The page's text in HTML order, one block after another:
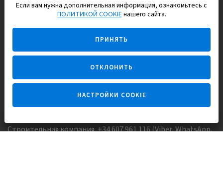
EUROPISOL 2002 S.L.
Строим и продаем дома
для счастливой жизни в Испании
Задайте вопрос
Строительная компания +34 607 961 116 (Viber, WhatsApp,
Если вам нужна дополнительная информация, ознакомьтесь с
ПОЛИТИКОЙ COOKIEнашего сайта.
ПРИНЯТЬ
ОТКЛОНИТЬ
НАСТРОЙКИ COOKIE